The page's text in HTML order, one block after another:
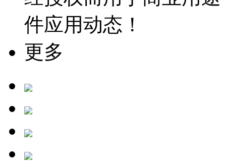
件应用动态！
更多